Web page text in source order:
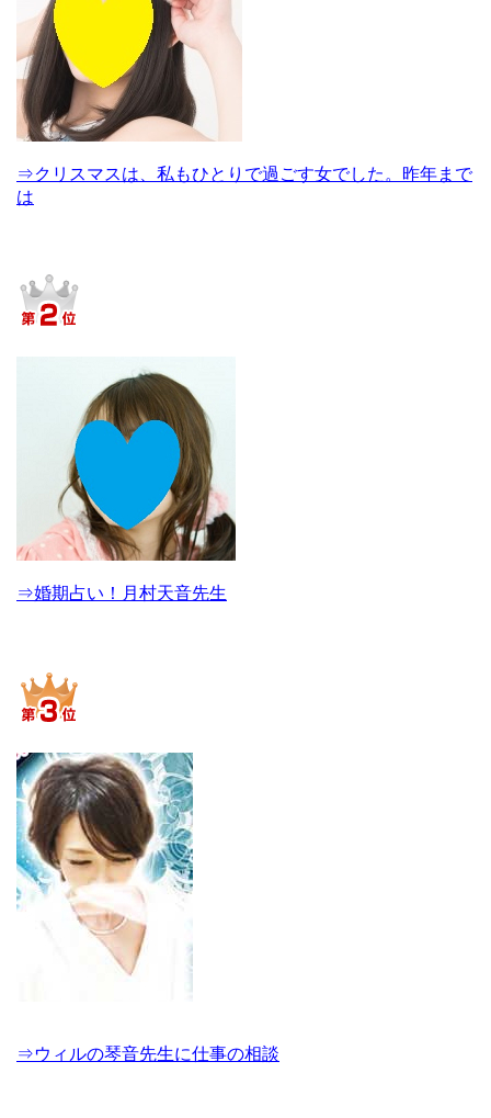
⇒クリスマスは、私もひとりで過ごす女でした。昨年まで
は
⇒婚期占い！月村天音先生
⇒ウィルの琴音先生に仕事の相談